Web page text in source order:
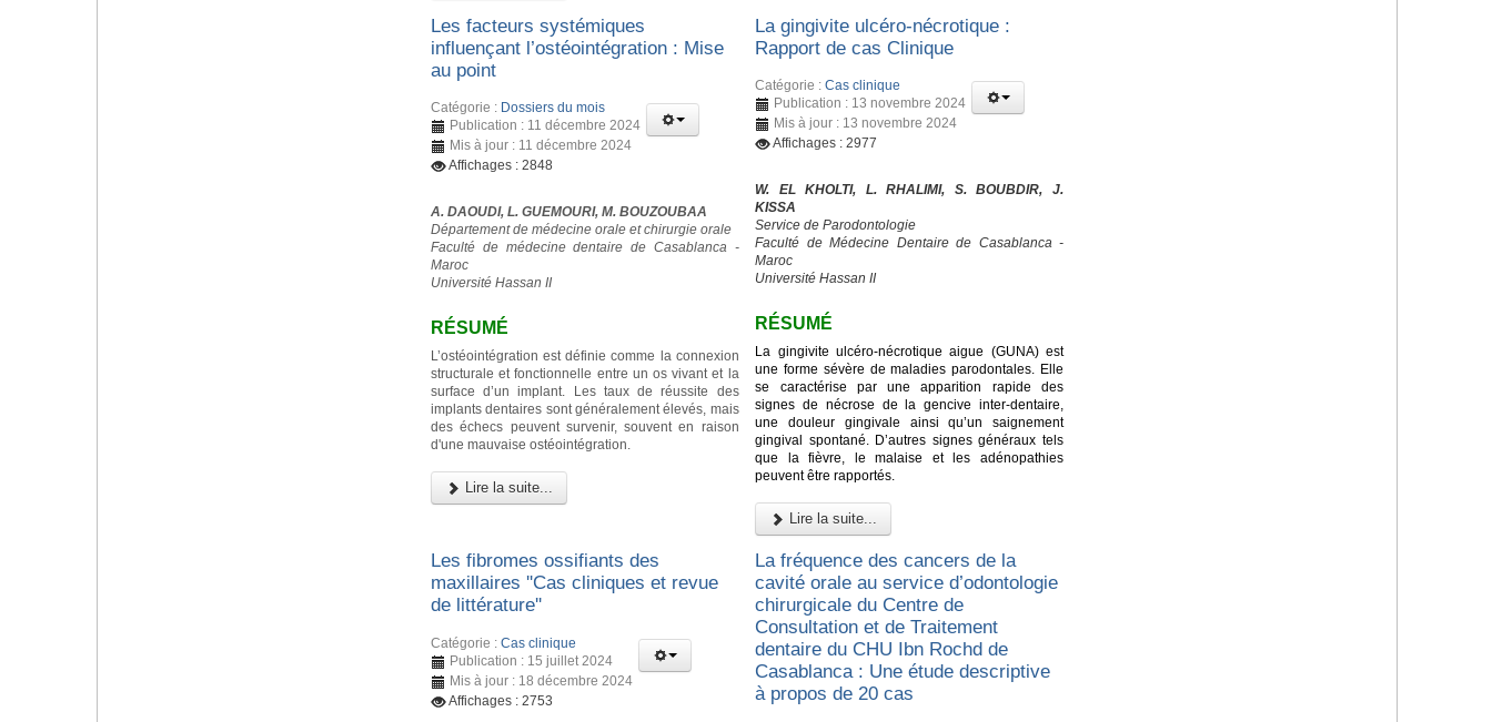
Les facteurs systémiques
influençant l’ostéointégration : Mise
au point
Catégorie : Dossiers du mois
Publication : 11 décembre 2024
Mis à jour : 11 décembre 2024
Affichages : 2848
A. DAOUDI, L. GUEMOURI, M. BOUZOUBAA
Département de médecine orale et chirurgie orale
Faculté de médecine dentaire de Casablanca -
Maroc
Université Hassan II
RÉSUMÉ
L’ostéointégration est définie comme la connexion
structurale et fonctionnelle entre un os vivant et la
surface d’un implant. Les taux de réussite des
implants dentaires sont généralement élevés, mais
des échecs peuvent survenir, souvent en raison
d'une mauvaise ostéointégration.
Lire la suite...
La gingivite ulcéro-nécrotique :
Rapport de cas Clinique
Catégorie :Cas clinique
Publication : 13 novembre 2024
Mis à jour : 13 novembre 2024
Affichages : 2977
W. EL KHOLTI, L. RHALIMI, S. BOUBDIR, J.
KISSA
Service de Parodontologie
Faculté de Médecine Dentaire de Casablanca -
Maroc
Université Hassan II
RÉSUMÉ
La gingivite ulcéro-nécrotique aigue (GUNA) est
une forme sévère de maladies parodontales. Elle
se caractérise par une apparition rapide des
signes de nécrose de la gencive inter-dentaire,
une douleur gingivale ainsi qu’un saignement
gingival spontané. D’autres signes généraux tels
que la fièvre, le malaise et les adénopathies
peuvent être rapportés.
Lire la suite...
Les fibromes ossifiants des
maxillaires ''Cas cliniques et revue
de littérature''
Catégorie : Cas clinique
Publication : 15 juillet 2024
Mis à jour : 18 décembre 2024
Affichages : 2753
La fréquence des cancers de la
cavité orale au service d’odontologie
chirurgicale du Centre de
Consultation et de Traitement
dentaire du CHU Ibn Rochd de
Casablanca : Une étude descriptive
à propos de 20 cas